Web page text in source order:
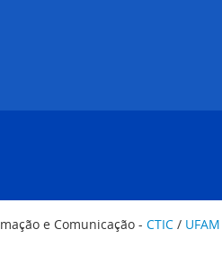
e Comunicação - CTIC / UFAM